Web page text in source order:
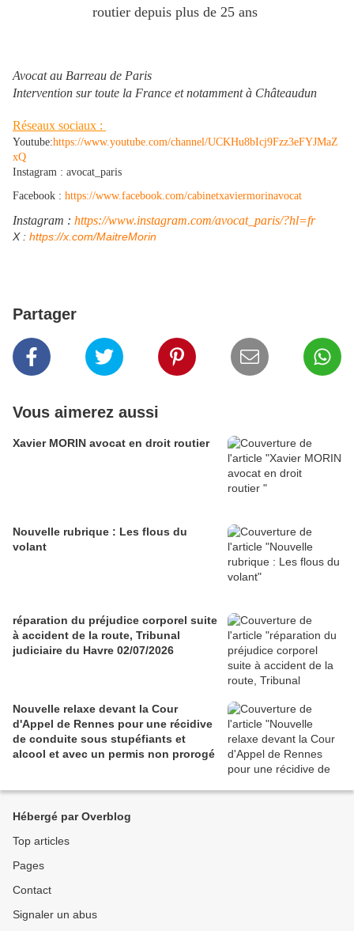
routier depuis plus de 25 ans
Avocat au Barreau de Paris
Intervention sur toute la France et notamment à Châteaudun
Réseaux sociaux :
Youtube:https://www.youtube.com/channel/UCKHu8bIcj9Fzz3eFYJMaZ
xQ
Instagram : avocat_paris
Facebook : https://www.facebook.com/cabinetxaviermorinavocat
Instagram : https://www.instagram.com/avocat_paris/?hl=fr
​X : https://x.com/MaitreMorin
Partager
Vous aimerez aussi
Xavier MORIN avocat en droit routier
Nouvelle rubrique : Les flous du
volant
réparation du préjudice corporel suite
à accident de la route, Tribunal
judiciaire du Havre 02/07/2026
Nouvelle relaxe devant la Cour
d'Appel de Rennes pour une récidive
de conduite sous stupéfiants et
alcool et avec un permis non prorogé
Hébergé par Overblog
Top articles
Pages
Contact
Signaler un abus